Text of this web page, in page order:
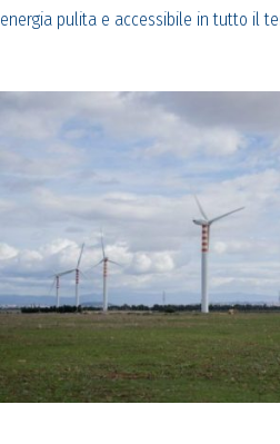
energia pulita e accessibile in tutto il